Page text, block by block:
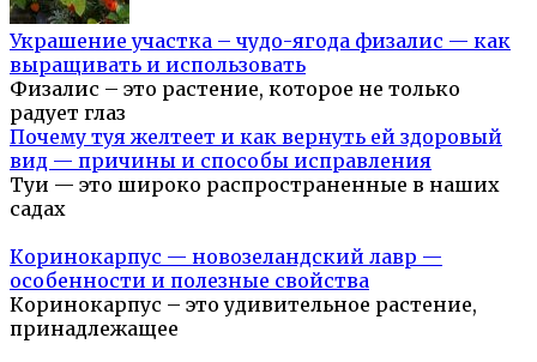
Украшение участка – чудо-ягода физалис — как
выращивать и использовать
Физалис – это растение, которое не только
радует глаз
Почему туя желтеет и как вернуть ей здоровый
вид — причины и способы исправления
Туи — это широко распространенные в наших
садах
Коринокарпус — новозеландский лавр —
особенности и полезные свойства
Коринокарпус – это удивительное растение,
принадлежащее